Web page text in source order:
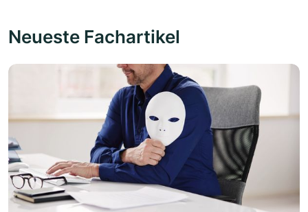
Neueste Fachartikel